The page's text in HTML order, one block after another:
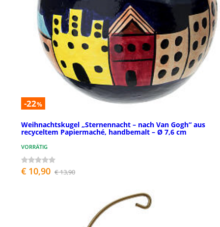
-22%
Weihnachtskugel „Sternennacht – nach Van Gogh“ aus
recyceltem Papiermaché, handbemalt – Ø 7,6 cm
VORRÄTIG
€ 10,90 € 13,90